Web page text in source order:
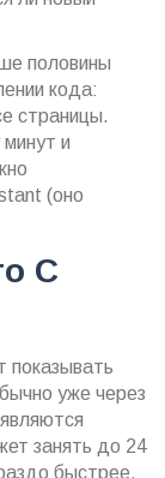
половины
кода:
страницы.
и
(оно
С
показывать
уже через
занять до 24
быстрее.